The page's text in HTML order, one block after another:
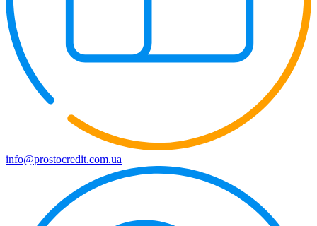
info@prostocredit.com.ua